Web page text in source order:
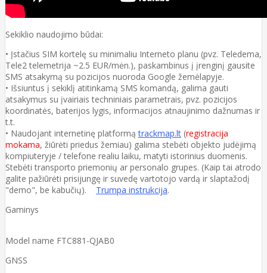
Sekiklio naudojimo būdai:
• Įstačius SIM kortelę su minimaliu Interneto planu (pvz. Teledema,
Tele2 telemetrija ~2.5 EUR/mėn.), paskambinus į įrenginį gausite
SMS atsakymą su pozicijos nuoroda Google žemėlapyje.
• Išsiuntus į sekiklį atitinkamą SMS komandą, galima gauti
atsakymus su įvairiais techniniais parametrais, pvz. pozicijos
koordinatės, baterijos lygis, informacijos atnaujinimo dažnumas ir
t.t.
• Naudojant internetinę platformątrackmap.lt (registracija
mokama, žiūrėti priedus žemiau) galima stebėti objekto judėjimą
kompiuteryje / telefone realiu laiku, matyti istorinius duomenis.
Stebėti transporto priemonių ar personalo grupes. (Kaip tai atrodo
galite pažiūrėti prisijungę ir suvedę vartotojo vardą ir slaptažodį
"demo", be kabučių). Trumpa instrukcija.
Gaminys
Model name FTC881-QJAB0
GNSS